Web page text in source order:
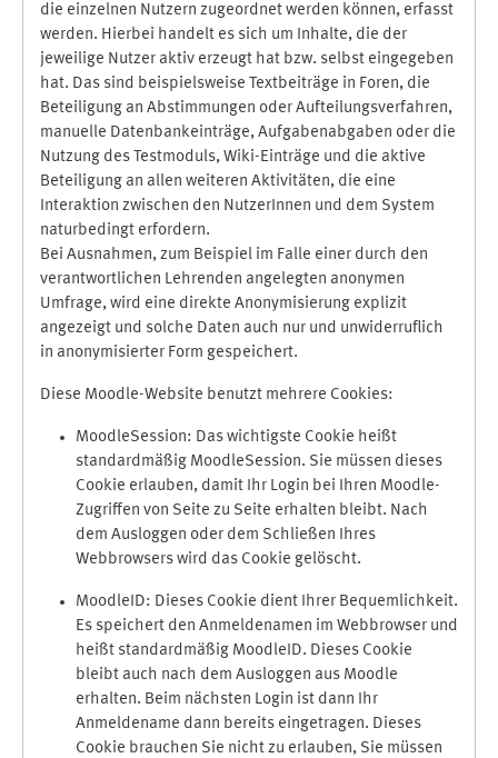
die einzelnen Nutzern zugeordnet werden können, erfasst
werden. Hierbei handelt es sich um Inhalte, die der
jeweilige Nutzer aktiv erzeugt hat bzw. selbst eingegeben
hat. Das sind beispielsweise Textbeiträge in Foren, die
Beteiligung an Abstimmungen oder Aufteilungsverfahren,
manuelle Datenbankeinträge, Aufgabenabgaben oder die
Nutzung des Testmoduls, Wiki-Einträge und die aktive
Beteiligung an allen weiteren Aktivitäten, die eine
Interaktion zwischen den NutzerInnen und dem System
naturbedingt erfordern.
Bei Ausnahmen, zum Beispiel im Falle einer durch den
verantwortlichen Lehrenden angelegten anonymen
Umfrage, wird eine direkte Anonymisierung explizit
angezeigt und solche Daten auch nur und unwiderruflich
in anonymisierter Form gespeichert.
Diese Moodle-Website benutzt mehrere Cookies:
MoodleSession: Das wichtigste Cookie heißt
standardmäßig MoodleSession. Sie müssen dieses
Cookie erlauben, damit Ihr Login bei Ihren Moodle-
Zugriffen von Seite zu Seite erhalten bleibt. Nach
dem Ausloggen oder dem Schließen Ihres
Webbrowsers wird das Cookie gelöscht.
MoodleID: Dieses Cookie dient Ihrer Bequemlichkeit.
Es speichert den Anmeldenamen im Webbrowser und
heißt standardmäßig MoodleID. Dieses Cookie
bleibt auch nach dem Ausloggen aus Moodle
erhalten. Beim nächsten Login ist dann Ihr
Anmeldename dann bereits eingetragen. Dieses
Cookie brauchen Sie nicht zu erlauben, Sie müssen